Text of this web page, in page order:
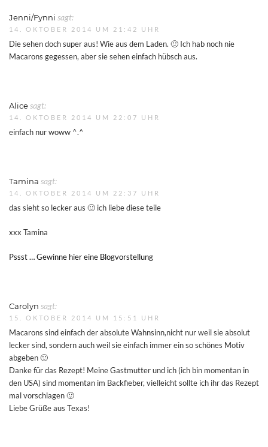
Jenni/Fynni sagt:
14. OKTOBER 2014 UM 21:42 UHR
Die sehen doch super aus! Wie aus dem Laden. 🙂 Ich hab noch nie
Macarons gegessen, aber sie sehen einfach hübsch aus.
Alicesagt:
14. OKTOBER 2014 UM 22:07 UHR
einfach nur woww ^.^
Tamina sagt:
14. OKTOBER 2014 UM 22:37 UHR
das sieht so lecker aus 🙂 ich liebe diese teile
xxx Tamina
Pssst … Gewinne hier eine Blogvorstellung
Carolyn sagt:
15. OKTOBER 2014 UM 15:51 UHR
Macarons sind einfach der absolute Wahnsinn,nicht nur weil sie absolut
lecker sind, sondern auch weil sie einfach immer ein so schönes Motiv
abgeben 🙂
Danke für das Rezept! Meine Gastmutter und ich (ich bin momentan in
den USA) sind momentan im Backfieber, vielleicht sollte ich ihr das Rezept
mal vorschlagen 🙂
Liebe Grüße aus Texas!